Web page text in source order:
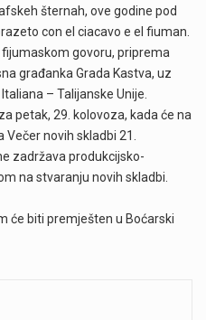
šternah, ove godine pod
con el ciacavo e el fiuman.
govoru, priprema
građanka Grada Kastva, uz
– Talijanske Unije.
petak, 29. kolovoza, kada će na
novih skladbi 21.
zadržava produkcijsko-
na stvaranju novih skladbi.
će biti premješten u Boćarski